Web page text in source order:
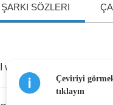
ŞARKI SÖZLERI
was
Çeviriyi
tıklayın